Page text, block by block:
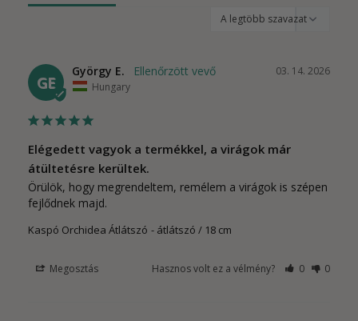
GE
03. 14. 2026
György E.
Hungary
Elégedett vagyok a termékkel, a virágok már
átültetésre kerültek.
Örülök, hogy megrendeltem, remélem a virágok is szépen
fejlődnek majd.
Kaspó Orchidea Átlátszó átlátszó / 18 cm
Megosztás Hasznos volt ez a vélmény? 0 0